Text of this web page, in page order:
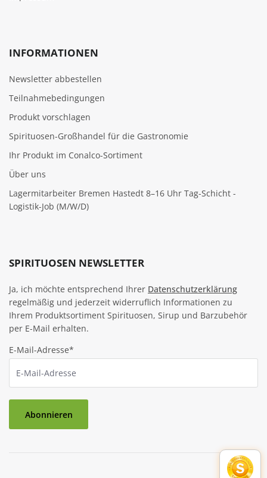
INFORMATIONEN
Newsletter abbestellen
Teilnahmebedingungen
Produkt vorschlagen
Spirituosen-Großhandel für die Gastronomie
Ihr Produkt im Conalco-Sortiment
Über uns
Lagermitarbeiter Bremen Hastedt 8–16 Uhr Tag-Schicht -
Logistik-Job (M/W/D)
SPIRITUOSEN NEWSLETTER
Ja, ich möchte entsprechend Ihrer Datenschutzerklärung
regelmäßig und jederzeit widerruflich Informationen zu
Ihrem Produktsortiment Spirituosen, Sirup und Barzubehör
per E-Mail erhalten.
E-Mail-Adresse*
Abonnieren